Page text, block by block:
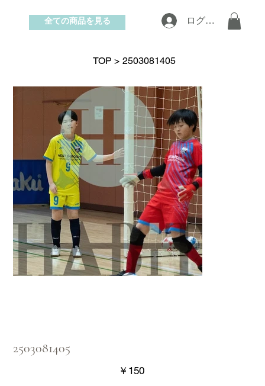
お問い合わせ
ログイン
全ての商品を見る
TOP > 2503081405
2503081405
価
格
￥150